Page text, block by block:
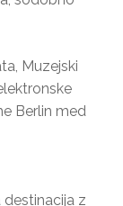
Muzejski
Berlin med
z